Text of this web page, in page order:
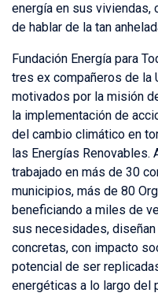
energía en sus viviendas,
de hablar de la tan
Fundación Energía para
tres ex compañeros de la
motivados por la misión
la implementación de
del cambio climático en
las Energías Renovables.
trabajado en más de 30
municipios, más de 80
beneficiando a miles de
sus necesidades,
concretas, con impacto
potencial de ser
energéticas a lo largo del